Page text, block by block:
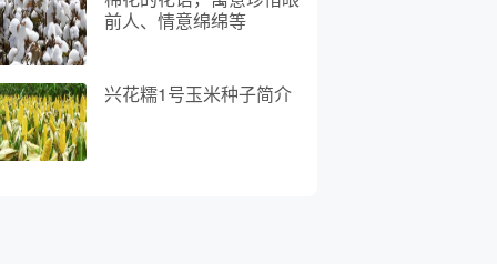
前人、情意绵绵等
兴花糯1号玉米种子简介